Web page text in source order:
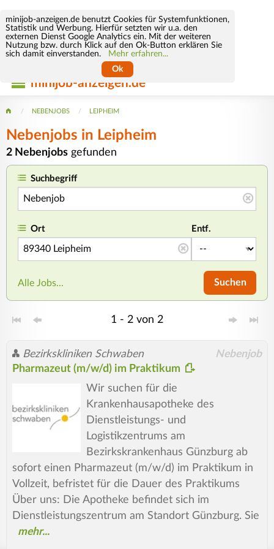
minijob-anzeigen.de benutzt Cookies für Systemfunktionen,
Statistik und Werbung. Hierfür setzten wir u.a. den
externen Dienst Google Analytics ein. Mit der weiteren
Nutzung bzw. durch Klick auf den Ok-Button erklären Sie
sich damit einverstanden.
Mehr erfahren...
Ok
minijob-anzeigen.de
NEBENJOBS LEIPHEIM
Nebenjobs in Leipheim
2 Nebenjobs gefunden
Suchbegriff
Ort Entf.
Alle Jobs... Suchen
1 - 2 von 2
Bezirkskliniken Schwaben Nebenjob
Pharmazeut (m/w/d) im Praktikum
Wir suchen für die
Krankenhausapotheke des
Dienstleistungs- und
Logistikzentrums am
Bezirkskrankenhaus Günzburg ab
sofort einen Pharmazeut (m/w/d) im Praktikum in
Vollzeit, befristet für die Dauer des Praktikums
Über uns: Die Apotheke befindet sich im
Dienstleistungszentrum am Standort Günzburg. Sie